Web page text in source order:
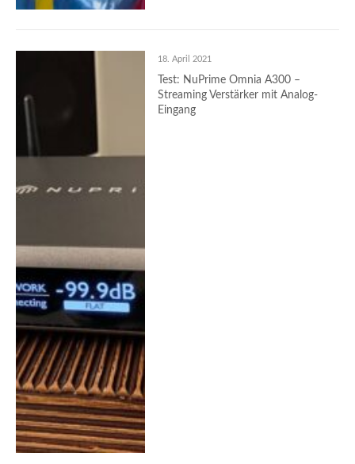
18. April 2021
Test: NuPrime Omnia A300 –
Streaming Verstärker mit Analog-
Eingang